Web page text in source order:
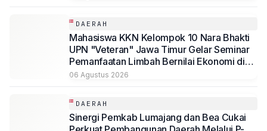
DAERAH
Mahasiswa KKN Kelompok 10 Nara Bhakti
UPN "Veteran" Jawa Timur Gelar Seminar
Pemanfaatan Limbah Bernilai Ekonomi di
Desa Mojoduwur
06 Agustus 2026
DAERAH
Sinergi Pemkab Lumajang dan Bea Cukai